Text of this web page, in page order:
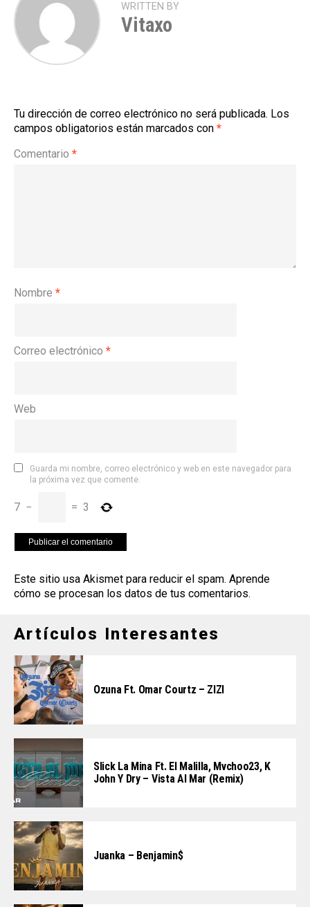
WRITTEN BY
Vitaxo
Tu dirección de correo electrónico no será publicada. Los
campos obligatorios están marcados con *
Comentario *
Nombre *
Correo electrónico *
Web
Guarda mi nombre, correo electrónico y web en este navegador para
la próxima vez que comente.
7 − = 3
Este sitio usa Akismet para reducir el spam. Aprende
cómo se procesan los datos de tus comentarios.
Artículos Interesantes
Ozuna Ft. Omar Courtz – ZIZI
Slick La Mina Ft. El Malilla, Mvchoo23, K
John Y Dry – Vista Al Mar (Remix)
Juanka – Benjamin$